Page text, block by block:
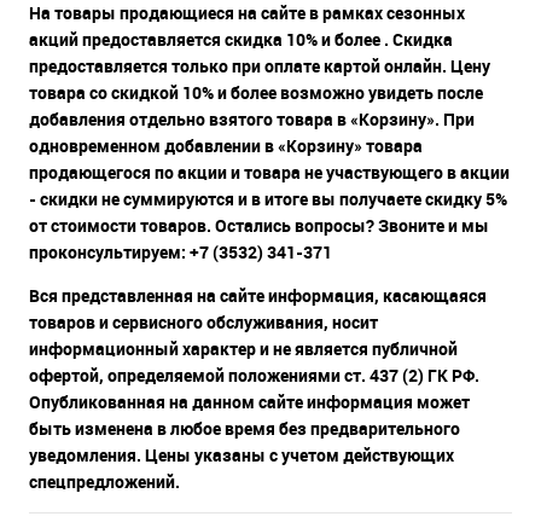
На товары продающиеся на сайте в рамках сезонных
акций предоставляется скидка 10% и более . Скидка
предоставляется только при оплате картой онлайн. Цену
товара со скидкой 10% и более возможно увидеть после
добавления отдельно взятого товара в «Корзину». При
одновременном добавлении в «Корзину» товара
продающегося по акции и товара не участвующего в акции
- скидки не суммируются и в итоге вы получаете скидку 5%
от стоимости товаров. Остались вопросы? Звоните и мы
проконсультируем: +7 (3532) 341-371
Вся представленная на сайте информация, касающаяся
товаров и сервисного обслуживания, носит
информационный характер и не является публичной
офертой, определяемой положениями ст. 437 (2) ГК РФ.
Опубликованная на данном сайте информация может
быть изменена в любое время без предварительного
уведомления. Цены указаны с учетом действующих
спецпредложений.